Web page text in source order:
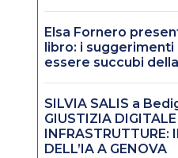
Elsa Fornero
libro: i suggerimenti
essere succubi
SILVIA SALIS a
GIUSTIZIA DIGITALE
INFRASTRUTTURE:
DELL’IA A GENOVA